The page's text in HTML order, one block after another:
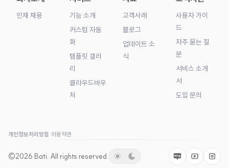
인재 채용
기능 소개
커스텀 자동
화
템플릿 갤러
리
클라우드바우
처
고객사례
블로그
업데이트 소
식
사용자 가이
드
자주 묻는 질
문
서비스 소개
서
도입 문의
개인정보처리방침 이용약관
©2026 Bati. All rights reserved.
NaverYoutube